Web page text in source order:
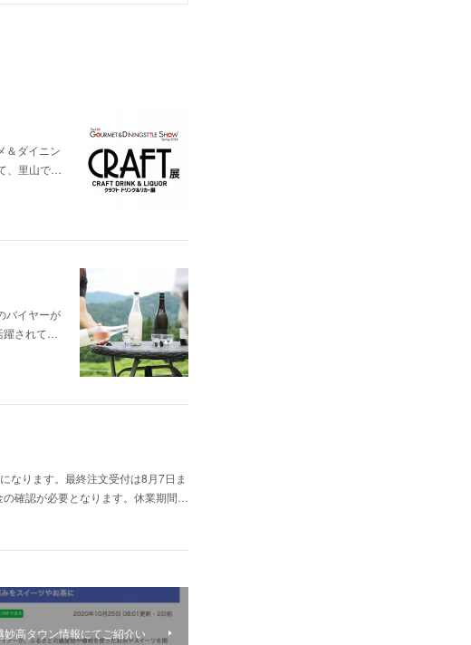
＆ダイニン
、里山で…
バイヤーが
躍されて…
なります。最終注文受付は8月7日ま
確認が必要となります。休業期間…
妙高タウン情報にてご紹介い